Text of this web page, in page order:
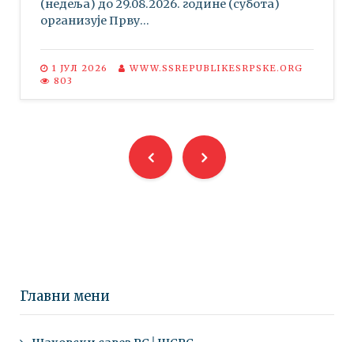
(недеља) до 29.08.2026. године (субота)
организује Прву...
1 ЈУЛ 2026
WWW.SSREPUBLIKESRPSKE.ORG
803
Главни мени